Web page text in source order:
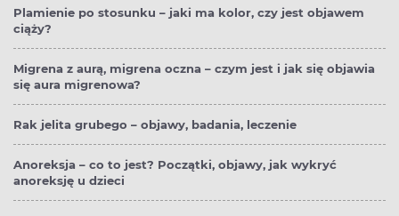
Plamienie po stosunku – jaki ma kolor, czy jest objawem
ciąży?
Migrena z aurą, migrena oczna – czym jest i jak się objawia
się aura migrenowa?
Rak jelita grubego – objawy, badania, leczenie
Anoreksja – co to jest? Początki, objawy, jak wykryć
anoreksję u dzieci